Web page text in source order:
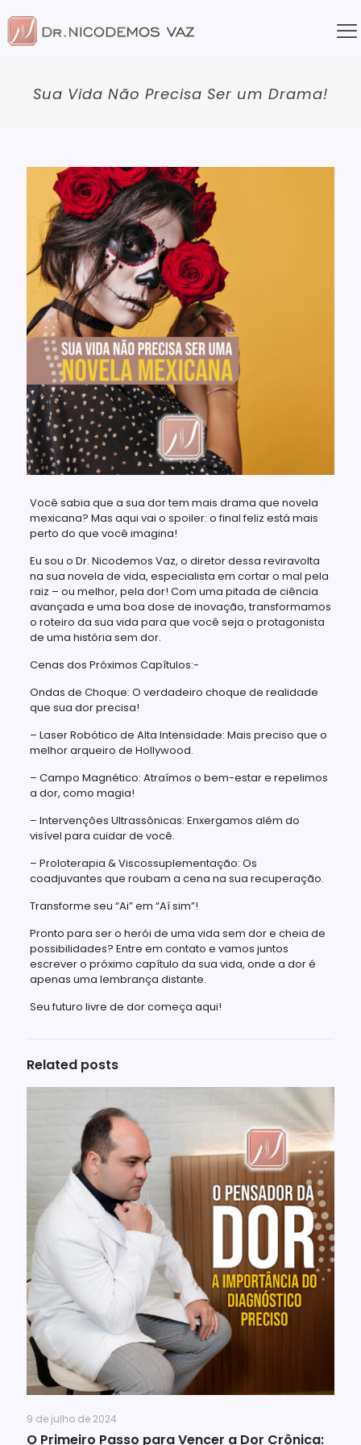
Sua Vida Não Precisa Ser um Drama!
Você sabia que a sua dor tem mais drama que novela
mexicana? Mas aqui vai o spoiler: o final feliz está mais
perto do que você imagina!
Eu sou o Dr. Nicodemos Vaz, o diretor dessa reviravolta
na sua novela de vida, especialista em cortar o mal pela
raiz – ou melhor, pela dor! Com uma pitada de ciência
avançada e uma boa dose de inovação, transformamos
o roteiro da sua vida para que você seja o protagonista
de uma história sem dor.
Cenas dos Próximos Capítulos:-
Ondas de Choque: O verdadeiro choque de realidade
que sua dor precisa!
– Laser Robótico de Alta Intensidade: Mais preciso que o
melhor arqueiro de Hollywood.
– Campo Magnético: Atraímos o bem-estar e repelimos
a dor, como magia!
– Intervenções Ultrassônicas: Enxergamos além do
visível para cuidar de você.
– Proloterapia & Viscossuplementação: Os
coadjuvantes que roubam a cena na sua recuperação.
Transforme seu “Ai” em “Aí sim”!
Pronto para ser o herói de uma vida sem dor e cheia de
possibilidades? Entre em contato e vamos juntos
escrever o próximo capítulo da sua vida, onde a dor é
apenas uma lembrança distante.
Seu futuro livre de dor começa aqui!
Related posts
9 de julho de 2024
O Primeiro Passo para Vencer a Dor Crônica: